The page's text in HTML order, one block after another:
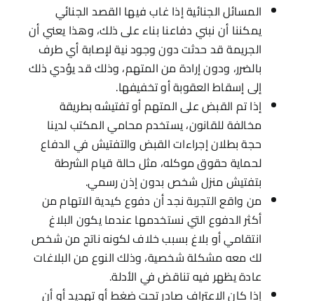
المسائل الجنائية إذا غاب فيها القصد الجنائي
يمكننا أن نبني دفاعنا بناء على ذلك، وهذا يعني أن
الجريمة قد حدثت دون وجود نية لإصابة أي طرف
بالضرر، ودون إرادة من المتهم، وذلك قد يؤدي ذلك
إلى إسقاط العقوبة أو تخفيفها.
إذا تم القبض على المتهم أو تفتيشه بطريقة
مخالفة للقانون، يستخدم محامي المكتب لدينا
حجة بطلان إجراءات القبض والتفتيش في الدفاع
لحماية حقوق موكله، مثل حالة قيام الشرطة
بتفتيش منزل شخص بدون إذن رسمي.
من واقع التجربة نجد أن دفوع كيدية الاتهام من
أكثر الدفوع التي نستخدمها عندما يكون البلاغ
انتقامي أو بلاغ بسبب خلاف لكونه ناتج من شخص
لك معه مشكلة شخصية، وذلك النوع من البلاغات
عادة يظهر فيه تناقض في الأدلة.
إذا كان الاعتراف صادر تحت ضغط أو تهديد أو أن